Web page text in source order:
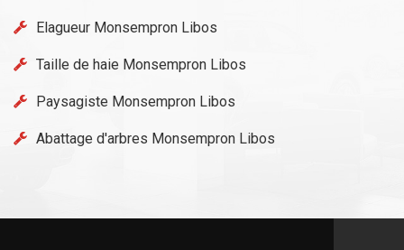
Elagueur Monsempron Libos
Taille de haie Monsempron Libos
Paysagiste Monsempron Libos
Abattage d'arbres Monsempron Libos